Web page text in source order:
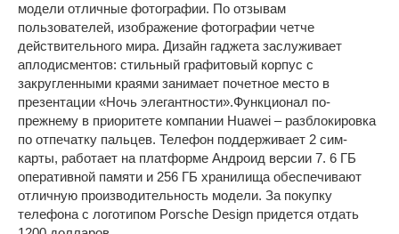
модели отличные фотографии. По отзывам
пользователей, изображение фотографии четче
действительного мира. Дизайн гаджета заслуживает
аплодисментов: стильный графитовый корпус с
закругленными краями занимает почетное место в
презентации «Ночь элегантности».Функционал по-
прежнему в приоритете компании Huawei – разблокировка
по отпечатку пальцев. Телефон поддерживает 2 сим-
карты, работает на платформе Андроид версии 7. 6 ГБ
оперативной памяти и 256 ГБ хранилища обеспечивают
отличную производительность модели. За покупку
телефона с логотипом Porsche Design придется отдать